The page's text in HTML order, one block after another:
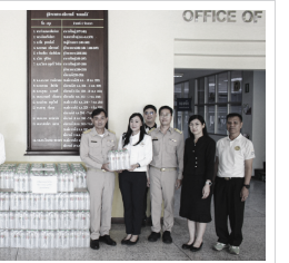
Research in Agriculture
เกียรติยศระดับภูมิภาคที่มอบแก่ศิษย์
ำเร็จโดดเด่นทางวิชาชีพ มีภาวะผู้นำ
การพัฒนาการเกษตร ชนบท ชุมชน
Outstanding SEARCA
จัดตั้งขึ้นเพื่อเชิดชูเกียรติศิษย์
ดับบัณฑิตศึกษาจาก SEARCA ซึ่งได้
และศักยภาพที่ได้รับจากการศึกษา
ร ชุมชน ประเทศ และภูมิภาคเอเชีย
ป็นแบบอย่างที่สะท้อนค่านิยมและ